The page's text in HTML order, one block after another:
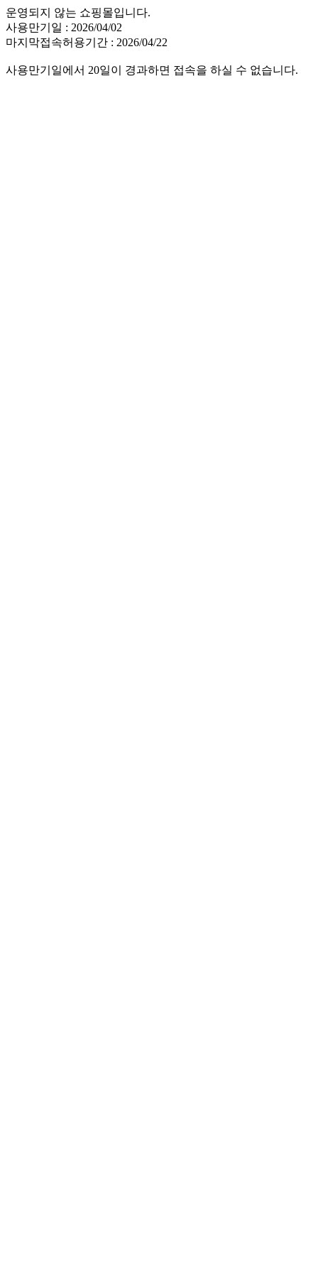
운영되지 않는 쇼핑몰입니다.
사용만기일 : 2026/04/02
마지막접속허용기간 : 2026/04/22
사용만기일에서 20일이 경과하면 접속을 하실 수 없습니다.